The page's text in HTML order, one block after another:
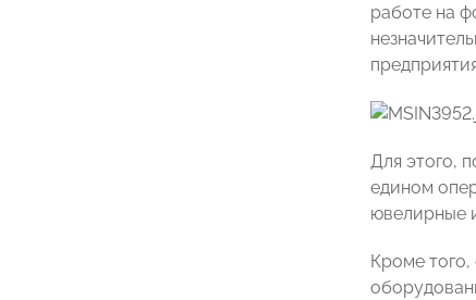
работе на
Для этого,
едином
ювелирные
Кроме того,